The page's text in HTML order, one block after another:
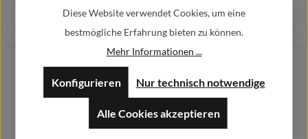
Diese Website verwendet Cookies, um eine
bestmögliche Erfahrung bieten zu können.
Mehr Informationen ...
Nur technisch notwendige
Konfigurieren
Alle Cookies akzeptieren